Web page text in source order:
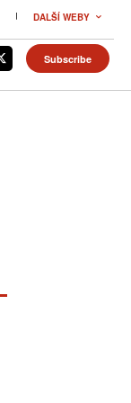
DALŠÍ WEBY
Subscribe